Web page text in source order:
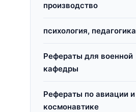
производство
психология, педагогика
Рефераты для военной
кафедры
Рефераты по авиации и
космонавтике